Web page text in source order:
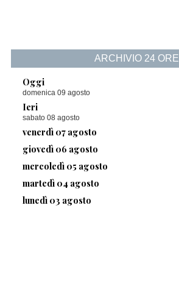
ARCHIVIO 24 ORE
Oggi
domenica 09 agosto
Ieri
sabato 08 agosto
venerdì 07 agosto
giovedì 06 agosto
mercoledì 05 agosto
martedì 04 agosto
lunedì 03 agosto